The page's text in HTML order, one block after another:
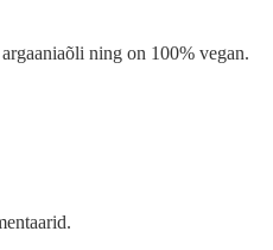
ning on 100% vegan.